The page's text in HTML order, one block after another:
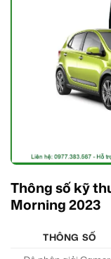
Thông số kỹ
Morning 2023
THÔNG SỐ